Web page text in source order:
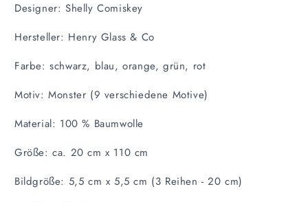
Designer: Shelly Comiskey
Hersteller: Henry Glass & Co
Farbe: schwarz, blau, orange, grün, rot
Motiv: Monster (9 verschiedene Motive)
Material: 100 % Baumwolle
Größe: ca. 20 cm x 110 cm
Bildgröße: 5,5 cm x 5,5 cm (3 Reihen - 20 cm)